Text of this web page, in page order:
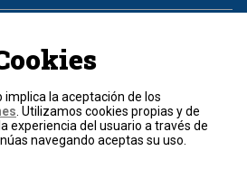
de cookies
y condiciones
RCN Medios.
derechos reservados.
implica la aceptación de los
. Utilizamos cookies propias y de
experiencia del usuario a través de
navegando aceptas su uso.